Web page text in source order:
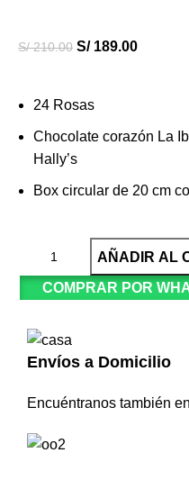
S/210.00 S/189.00
24 Rosas
Chocolate corazón La
Hally’s
Box circular de 20 cm
AÑADIR AL
COMPRAR POR
Envíos a Domicilio
Encuéntranos también